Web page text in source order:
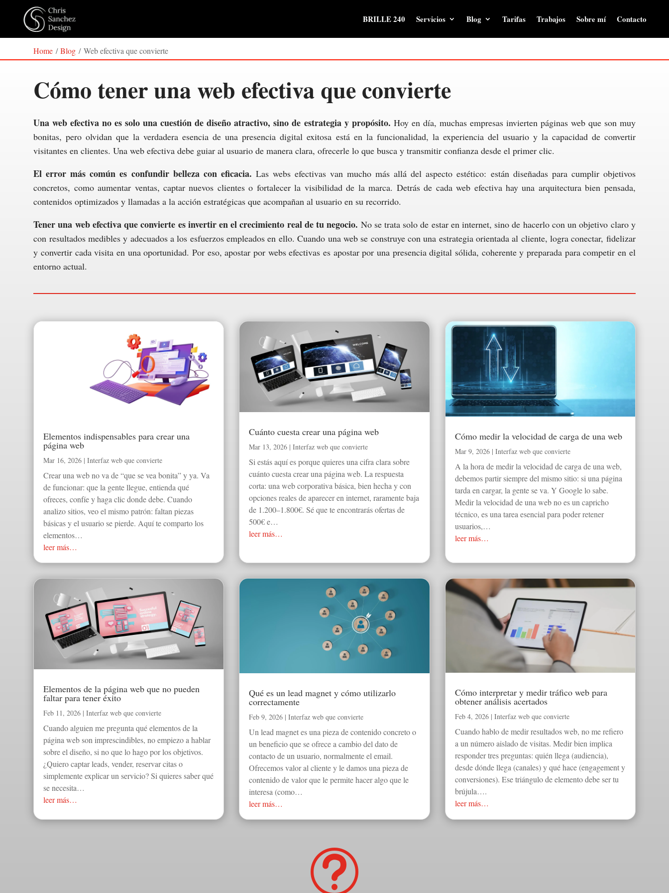
BRILLE 240 Servicios Blog Tarifas Trabajos Sobre mí Contacto
Home / Blog / Web efectiva que convierte
Cómo tener una web efectiva que convierte
Una web efectiva no es solo una cuestión de diseño atractivo, sino de estrategia y propósito. Hoy en día, muchas empresas invierten páginas web que son muy
bonitas, pero olvidan que la verdadera esencia de una presencia digital exitosa está en la funcionalidad, la experiencia del usuario y la capacidad de convertir
visitantes en clientes. Una web efectiva debe guiar al usuario de manera clara, ofrecerle lo que busca y transmitir confianza desde el primer clic.
El error más común es confundir belleza con eficacia. Las webs efectivas van mucho más allá del aspecto estético: están diseñadas para cumplir objetivos
concretos, como aumentar ventas, captar nuevos clientes o fortalecer la visibilidad de la marca. Detrás de cada web efectiva hay una arquitectura bien pensada,
contenidos optimizados y llamadas a la acción estratégicas que acompañan al usuario en su recorrido.
Tener una web efectiva que convierte es invertir en el crecimiento real de tu negocio. No se trata solo de estar en internet, sino de hacerlo con un objetivo claro y
con resultados medibles y adecuados a los esfuerzos empleados en ello. Cuando una web se construye con una estrategia orientada al cliente, logra conectar, fidelizar
y convertir cada visita en una oportunidad. Por eso, apostar por webs efectivas es apostar por una presencia digital sólida, coherente y preparada para competir en el
entorno actual.
Elementos indispensables para crear una
página web
Mar 16, 2026 |Interfaz web que convierte
Crear una web no va de “que se vea bonita” y ya. Va
de funcionar: que la gente llegue, entienda qué
ofreces, confíe y haga clic donde debe. Cuando
analizo sitios, veo el mismo patrón: faltan piezas
básicas y el usuario se pierde. Aquí te comparto los
elementos…
leer más…
Cuánto cuesta crear una página web
Mar 13, 2026 |Interfaz web que convierte
Si estás aquí es porque quieres una cifra clara sobre
cuánto cuesta crear una página web. La respuesta
corta: una web corporativa básica, bien hecha y con
opciones reales de aparecer en internet, raramente baja
de 1.200–1.800€. Sé que te encontrarás ofertas de
500€ e…
leer más…
Cómo medir la velocidad de carga de una web
Mar 9, 2026| Interfaz web que convierte
A la hora de medir la velocidad de carga de una web,
debemos partir siempre del mismo sitio: si una página
tarda en cargar, la gente se va. Y Google lo sabe.
Medir la velocidad de una web no es un capricho
técnico, es una tarea esencial para poder retener
usuarios,…
leer más…
Elementos de la página web que no pueden
faltar para tener éxito
Feb 11, 2026 |Interfaz web que convierte
Cuando alguien me pregunta qué elementos de la
página web son imprescindibles, no empiezo a hablar
sobre el diseño, si no que lo hago por los objetivos.
¿Quiero captar leads, vender, reservar citas o
simplemente explicar un servicio? Si quieres saber qué
se necesita…
leer más…
Qué es un lead magnet y cómo utilizarlo
correctamente
Feb 9, 2026 |Interfaz web que convierte
Un lead magnet es una pieza de contenido concreto o
un beneficio que se ofrece a cambio del dato de
contacto de un usuario, normalmente el email.
Ofrecemos valor al cliente y le damos una pieza de
contenido de valor que le permite hacer algo que le
interesa (como…
leer más…
Cómo interpretar y medir tráfico web para
obtener análisis acertados
Feb 4, 2026| Interfaz web que convierte
Cuando hablo de medir resultados web, no me refiero
a un número aislado de visitas. Medir bien implica
responder tres preguntas: quién llega (audiencia),
desde dónde llega (canales) y qué hace (engagement y
conversiones). Ese triángulo de elemento debe ser tu
brújula….
leer más…
t